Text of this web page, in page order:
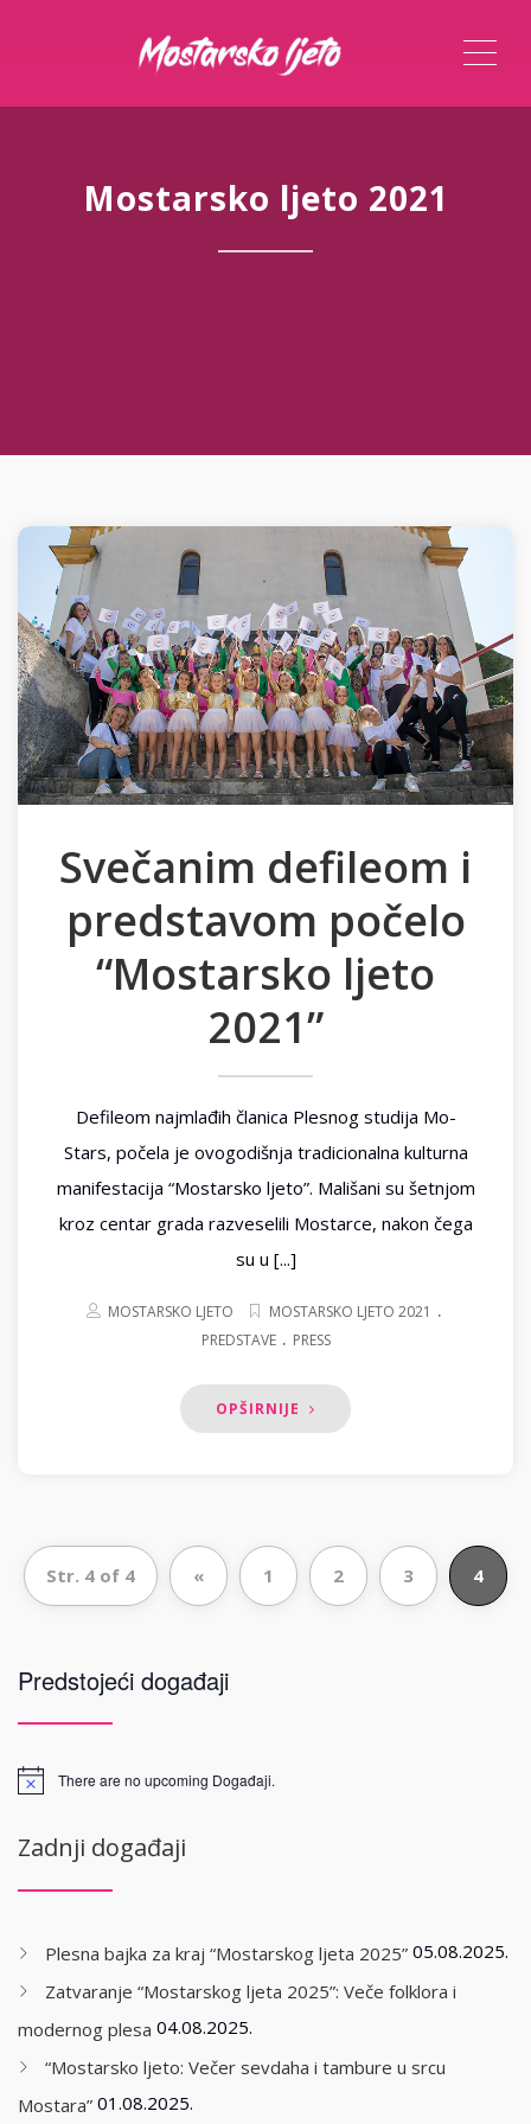
Mostarsko ljeto 2021
Svečanim defileom i
predstavom počelo
“Mostarsko ljeto
2021”
Defileom najmlađih članica Plesnog studija Mo-
Stars, počela je ovogodišnja tradicionalna kulturna
manifestacija “Mostarsko ljeto”. Mališani su šetnjom
kroz centar grada razveselili Mostarce, nakon čega
su u [...]
MOSTARSKO LJETO MOSTARSKO LJETO 2021 .
PREDSTAVE . PRESS
OPŠIRNIJE
Str. 4 of 4 « 1 2 3 4
Predstojeći događaji
There are no upcoming Događaji.
Zadnji događaji
Plesna bajka za kraj “Mostarskog ljeta 2025” 05.08.2025.
Zatvaranje “Mostarskog ljeta 2025”: Veče folklora i
modernog plesa 04.08.2025.
“Mostarsko ljeto: Večer sevdaha i tambure u srcu
Mostara” 01.08.2025.